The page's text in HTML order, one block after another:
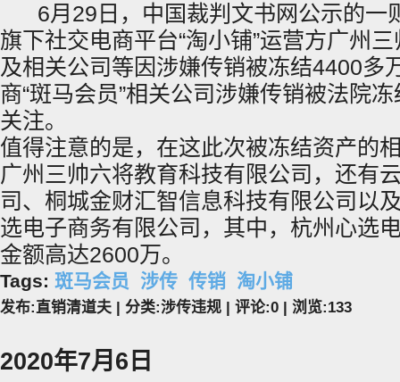
6月29日，中国裁判文书网公示的一
旗下社交电商平台“淘小铺”运营方广州
及相关公司等因涉嫌传销被冻结4400多
商“斑马会员”相关公司涉嫌传销被法院
关注。
值得注意的是，在这此次被冻结资产的
广州三帅六将教育科技有限公司，还有
司、桐城金财汇智信息科技有限公司以
选电子商务有限公司，其中，杭州心选
金额高达2600万。
Tags: 斑马会员 涉传 传销 淘小铺
发布:直销清道夫 | 分类:涉传违规 | 评论:0 | 浏览:133
2020年7月6日